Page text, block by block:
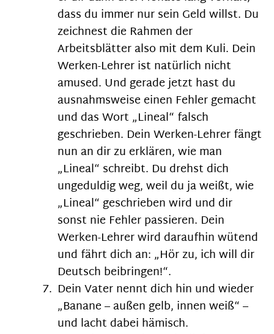
dass du immer nur sein Geld willst. Du
zeichnest die Rahmen der
Arbeitsblätter also mit dem Kuli. Dein
Werken-Lehrer ist natürlich nicht
amused. Und gerade jetzt hast du
ausnahmsweise einen Fehler gemacht
und das Wort „Lineal“ falsch
geschrieben. Dein Werken-Lehrer fängt
nun an dir zu erklären, wie man
„Lineal“ schreibt. Du drehst dich
ungeduldig weg, weil du ja weißt, wie
„Lineal“ geschrieben wird und dir
sonst nie Fehler passieren. Dein
Werken-Lehrer wird daraufhin wütend
und fährt dich an: „Hör zu, ich will dir
Deutsch beibringen!“.
Dein Vater nennt dich hin und wieder
„Banane – außen gelb, innen weiß“ –
und lacht dabei hämisch.